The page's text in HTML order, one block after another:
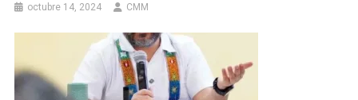
octubre 14, 2024 CMM